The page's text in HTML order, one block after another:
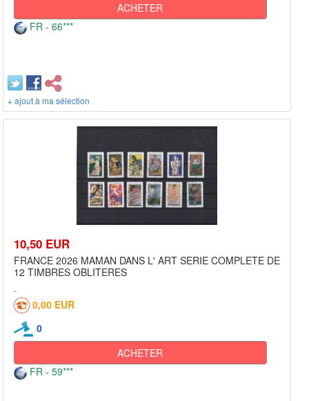
ACHETER
FR - 66***
+ ajout à ma sélection
10,50 EUR
FRANCE 2026 MAMAN DANS L' ART SERIE COMPLETE DE
12 TIMBRES OBLITERES
0,00 EUR
0
ACHETER
FR - 59***